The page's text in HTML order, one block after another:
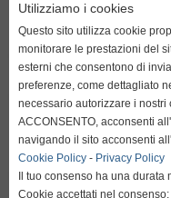
Ottima prova di Pietro
´Ungheni e la Dinamo
L´italiano, impiegato
´attacco dei padroni di
da oltre un mese e ha
della sua squadra
fissato il risultato finale.
go to english
http://
Utilizziamo i cookies
Questo sito utilizza cookie
monitorare le prestazioni del
esterni che consentono di
preferenze, come dettagliato
necessario autorizzare i
ACCONSENTO, acconsenti
navigando il sito acconsenti
Cookie Policy - Privacy Policy
Il tuo consenso ha una durata
Cookie accettati nel